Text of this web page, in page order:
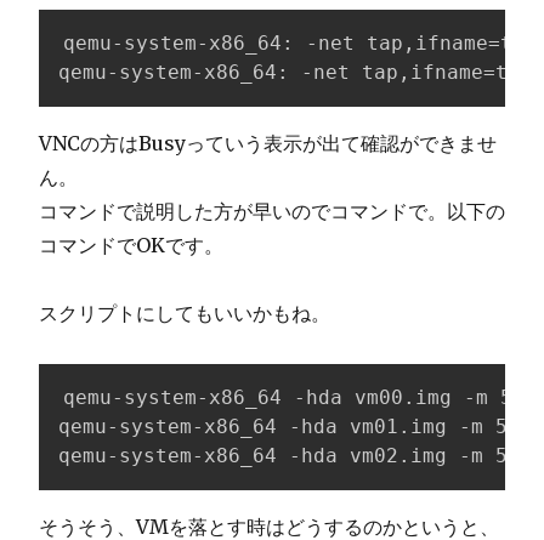
qemu-system-x86_64: -net
qemu-system-x86_64: -net
VNCの方はBusyっていう表示が出て確認ができませ
ん。
コマンドで説明した方が早いのでコマンドで。以下の
コマンドでOKです。
スクリプトにしてもいいかもね。
qemu-system-x86_64 -hda vm00.img -
qemu-system-x86_64 -hda vm01.img -
qemu-system-x86_64 -hda vm02.img -
そうそう、VMを落とす時はどうするのかというと、